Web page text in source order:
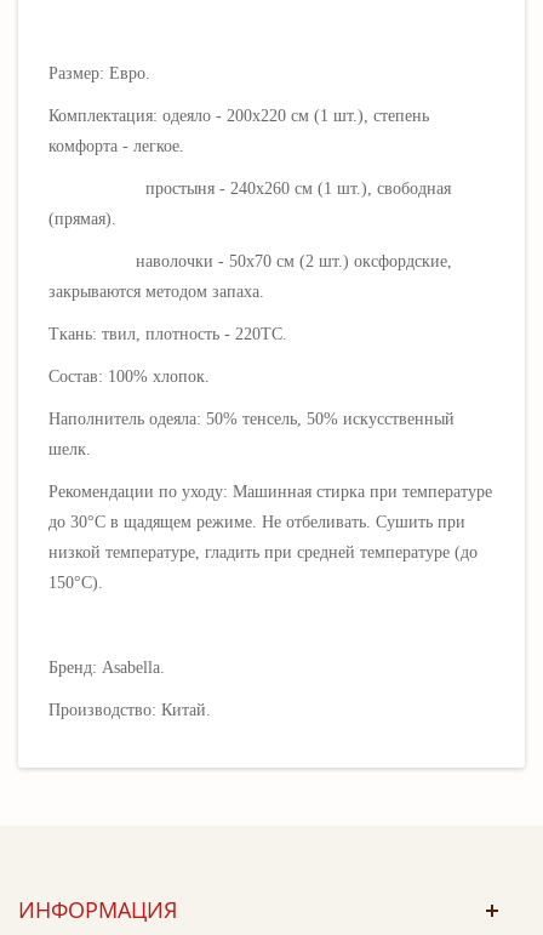
Размер: Евро.
Комплектация: одеяло - 200х220 см (1 шт.), степень
комфорта - легкое.
простыня - 240х260 см (1 шт.), свободная
(прямая).
наволочки - 50х70 см (2 шт.) оксфордские,
закрываются методом запаха.
Ткань: твил, плотность - 220ТС.
Состав: 100% хлопок.
Наполнитель одеяла: 50% тенсель, 50% искусственный
шелк.
Рекомендации по уходу: Машинная стирка при температуре
до 30°C в щадящем режиме. Не отбеливать. Сушить при
низкой температуре, гладить при средней температуре (до
150°C).
Бренд: Asabella.
Производство: Китай.
ИНФОРМАЦИЯ